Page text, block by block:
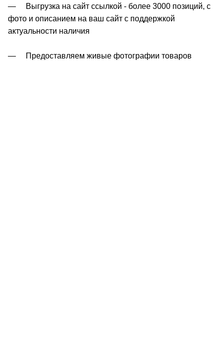
— Выгрузка на сайт ссылкой - более 3000 позиций, с
фото и описанием на ваш сайт с поддержкой
актуальности наличия
— Предоставляем живые фотографии товаров